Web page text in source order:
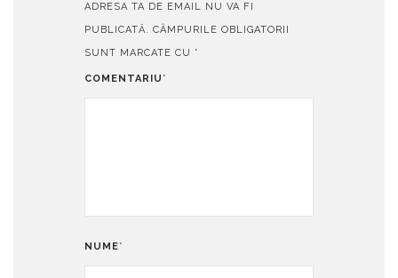
ADRESA TA DE EMAIL NU VA FI
PUBLICATĂ. CÂMPURILE OBLIGATORII
SUNT MARCATE CU *
COMENTARIU *
NUME*